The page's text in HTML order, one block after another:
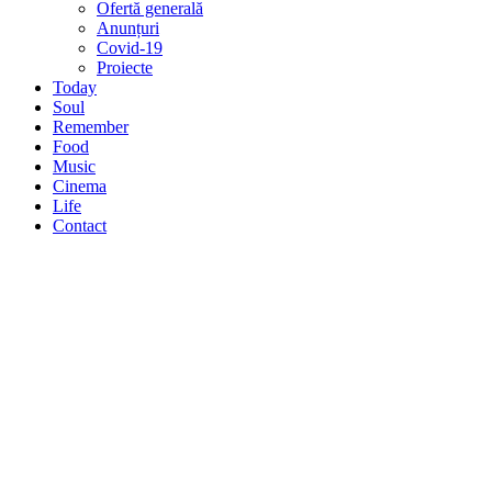
Ofertă generală
Anunțuri
Covid-19
Proiecte
Today
Soul
Remember
Food
Music
Cinema
Life
Contact